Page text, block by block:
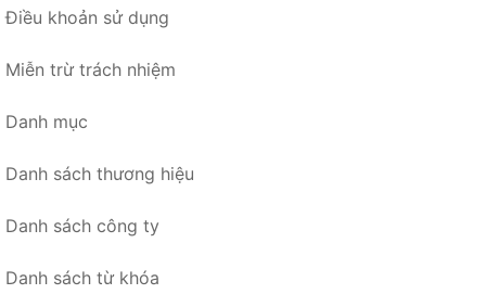
Điều khoản sử dụng
Miễn trừ trách nhiệm
Danh mục
Danh sách thương hiệu
Danh sách công ty
Danh sách từ khóa